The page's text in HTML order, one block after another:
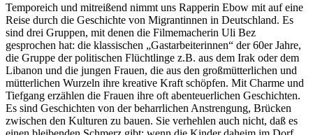
Temporeich und mitreißend nimmt uns Rapperin Ebow mit auf eine
Reise durch die Geschichte von Migrantinnen in Deutschland. Es
sind drei Gruppen, mit denen die Filmemacherin Uli Bez
gesprochen hat: die klassischen „Gastarbeiterinnen“ der 60er Jahre,
die Gruppe der politischen Flüchtlinge z.B. aus dem Irak oder dem
Libanon und die jungen Frauen, die aus den großmütterlichen und
mütterlichen Wurzeln ihre kreative Kraft schöpfen. Mit Charme und
Tiefgang erzählen die Frauen ihre oft abenteuerlichen Geschichten.
Es sind Geschichten von der beharrlichen Anstrengung, Brücken
zwischen den Kulturen zu bauen. Sie verhehlen auch nicht, daß es